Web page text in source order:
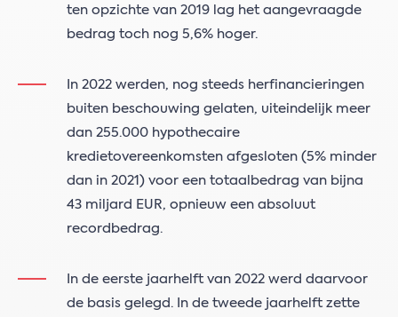
ten opzichte van 2019 lag het aangevraagde
bedrag toch nog 5,6% hoger.
In 2022 werden, nog steeds herfinancieringen
buiten beschouwing gelaten, uiteindelijk meer
dan 255.000 hypothecaire
kredietovereenkomsten afgesloten (5% minder
dan in 2021) voor een totaalbedrag van bijna
43 miljard EUR, opnieuw een absoluut
recordbedrag.
In de eerste jaarhelft van 2022 werd daarvoor
de basis gelegd. In de tweede jaarhelft zette